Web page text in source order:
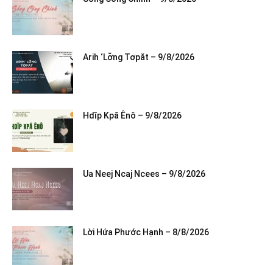
Arih ‘Lơ̆ng Tơpăt – 9/8/2026
Hdĭp Kpă Ênô – 9/8/2026
Ua Neej Ncaj Ncees – 9/8/2026
Lời Hứa Phước Hạnh – 8/8/2026